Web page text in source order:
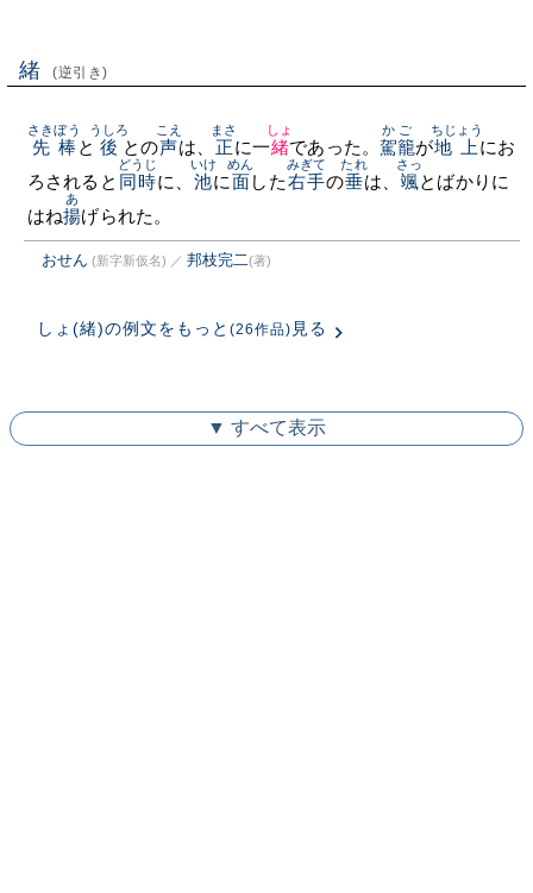
緒 (逆引き)
先棒
さきぼう
と 後
うしろ
との声
こえ
は、 正
まさ
に一緒
しょ
であった。 駕籠
かご
が地上
ちじょう
にお
ろされると 同時
どうじ
に、 池
いけ
に面
めん
した右手
みぎて
の垂
たれ
は、 颯
さっ
とばかりに
はね揚
あ
げられた。
おせん (新字新仮名) ／ 邦枝完二(著)
しょ(緒)の例文をもっと (26作品) 見る
▼ すべて表示